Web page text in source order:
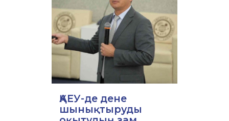
ҚАЕУ-де дене
шынықтыруды